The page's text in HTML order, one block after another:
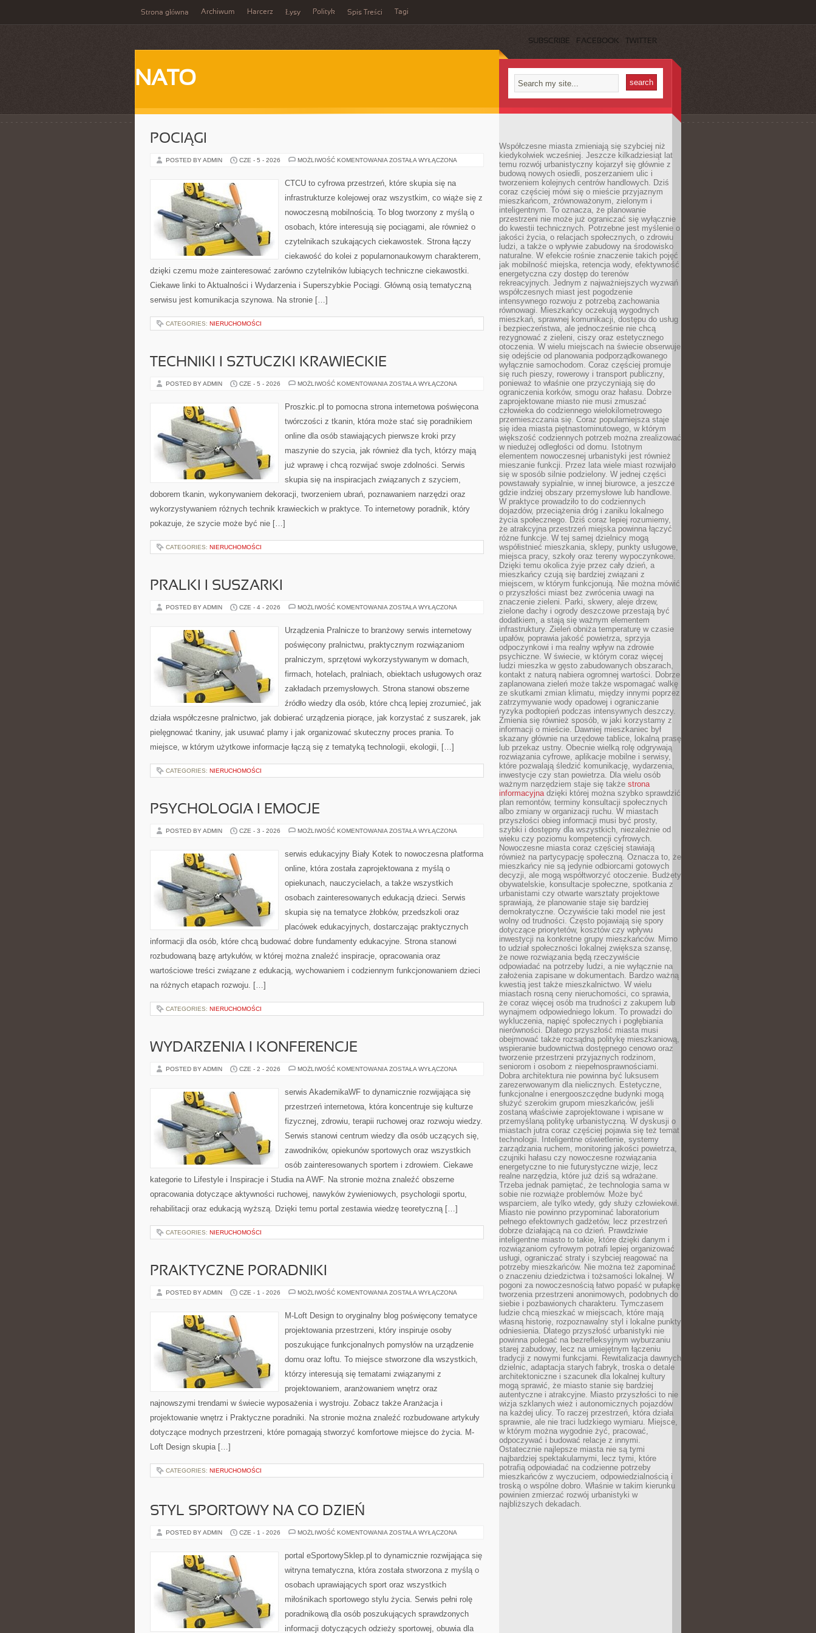
Strona główna Archiwum Harcerz Łysy Polityk Spis Treści Tagi
SUBSCRIBE FACEBOOK TWITTER
NATO
POCIĄGI
POSTED BY ADMIN CZE - 5 - 2026 MOŻLIWOŚĆ KOMENTOWANIA POCIĄGI
ZOSTAŁA WYŁĄCZONA
CTCU to cyfrowa przestrzeń, które skupia się na
infrastrukturze kolejowej oraz wszystkim, co wiąże się z
nowoczesną mobilnością. To blog tworzony z myślą o
osobach, które interesują się pociągami, ale również o
czytelnikach szukających ciekawostek. Strona łączy
ciekawość do kolei z popularnonaukowym charakterem,
dzięki czemu może zainteresować zarówno czytelników lubiących techniczne ciekawostki.
Ciekawe linki to Aktualności i Wydarzenia i Superszybkie Pociągi. Główną osią tematyczną
serwisu jest komunikacja szynowa. Na stronie […]
CATEGORIES: NIERUCHOMOŚCI
TECHNIKI I SZTUCZKI KRAWIECKIE
POSTED BY ADMIN CZE - 5 - 2026 MOŻLIWOŚĆ KOMENTOWANIA TECHNIKI
KRAWIECKIE
ZOSTAŁA WYŁĄCZONA
Proszkic.pl to pomocna strona internetowa poświęcona
twórczości z tkanin, która może stać się poradnikiem
online dla osób stawiających pierwsze kroki przy
maszynie do szycia, jak również dla tych, którzy mają
już wprawę i chcą rozwijać swoje zdolności. Serwis
skupia się na inspiracjach związanych z szyciem,
doborem tkanin, wykonywaniem dekoracji, tworzeniem ubrań, poznawaniem narzędzi oraz
wykorzystywaniem różnych technik krawieckich w praktyce. To internetowy poradnik, który
pokazuje, że szycie może być nie […]
CATEGORIES: NIERUCHOMOŚCI
PRALKI I SUSZARKI
POSTED BY ADMIN CZE - 4 - 2026 MOŻLIWOŚĆ KOMENTOWANIA PRALKI
ZOSTAŁA WYŁĄCZONA
Urządzenia Pralnicze to branżowy serwis internetowy
poświęcony pralnictwu, praktycznym rozwiązaniom
pralniczym, sprzętowi wykorzystywanym w domach,
firmach, hotelach, pralniach, obiektach usługowych oraz
zakładach przemysłowych. Strona stanowi obszerne
źródło wiedzy dla osób, które chcą lepiej zrozumieć, jak
działa współczesne pralnictwo, jak dobierać urządzenia piorące, jak korzystać z suszarek, jak
pielęgnować tkaniny, jak usuwać plamy i jak organizować skuteczny proces prania. To
miejsce, w którym użytkowe informacje łączą się z tematyką technologii, ekologii, […]
CATEGORIES: NIERUCHOMOŚCI
PSYCHOLOGIA I EMOCJE
POSTED BY ADMIN CZE - 3 - 2026 MOŻLIWOŚĆ KOMENTOWANIA PSYCHOLOGIA
ZOSTAŁA WYŁĄCZONA
serwis edukacyjny Biały Kotek to nowoczesna platforma
online, która została zaprojektowana z myślą o
opiekunach, nauczycielach, a także wszystkich
osobach zainteresowanych edukacją dzieci. Serwis
skupia się na tematyce żłobków, przedszkoli oraz
placówek edukacyjnych, dostarczając praktycznych
informacji dla osób, które chcą budować dobre fundamenty edukacyjne. Strona stanowi
rozbudowaną bazę artykułów, w której można znaleźć inspiracje, opracowania oraz
wartościowe treści związane z edukacją, wychowaniem i codziennym funkcjonowaniem dzieci
na różnych etapach rozwoju. […]
CATEGORIES: NIERUCHOMOŚCI
WYDARZENIA I KONFERENCJE
POSTED BY ADMIN CZE - 2 - 2026 MOŻLIWOŚĆ KOMENTOWANIA WYDARZENIA
ZOSTAŁA WYŁĄCZONA
serwis AkademikaWF to dynamicznie rozwijająca się
przestrzeń internetowa, która koncentruje się kulturze
fizycznej, zdrowiu, terapii ruchowej oraz rozwoju wiedzy.
Serwis stanowi centrum wiedzy dla osób uczących się,
zawodników, opiekunów sportowych oraz wszystkich
osób zainteresowanych sportem i zdrowiem. Ciekawe
kategorie to Lifestyle i Inspiracje i Studia na AWF. Na stronie można znaleźć obszerne
opracowania dotyczące aktywności ruchowej, nawyków żywieniowych, psychologii sportu,
rehabilitacji oraz edukacją wyższą. Dzięki temu portal zestawia wiedzę teoretyczną […]
CATEGORIES: NIERUCHOMOŚCI
PRAKTYCZNE PORADNIKI
POSTED BY ADMIN CZE - 1 - 2026 MOŻLIWOŚĆ KOMENTOWANIA PRAKTYCZNE
ZOSTAŁA WYŁĄCZONA
M-Loft Design to oryginalny blog poświęcony tematyce
projektowania przestrzeni, który inspiruje osoby
poszukujące funkcjonalnych pomysłów na urządzenie
domu oraz loftu. To miejsce stworzone dla wszystkich,
którzy interesują się tematami związanymi z
projektowaniem, aranżowaniem wnętrz oraz
najnowszymi trendami w świecie wyposażenia i wystroju. Zobacz także Aranżacja i
projektowanie wnętrz i Praktyczne poradniki. Na stronie można znaleźć rozbudowane artykuły
dotyczące modnych przestrzeni, które pomagają stworzyć komfortowe miejsce do życia. M-
Loft Design skupia […]
CATEGORIES: NIERUCHOMOŚCI
STYL SPORTOWY NA CO DZIEŃ
POSTED BY ADMIN CZE - 1 - 2026 MOŻLIWOŚĆ KOMENTOWANIA STYL
DZIEŃ
ZOSTAŁA WYŁĄCZONA
portal eSportowySklep.pl to dynamicznie rozwijająca się
witryna tematyczna, która została stworzona z myślą o
osobach uprawiających sport oraz wszystkich
miłośnikach sportowego stylu życia. Serwis pełni rolę
poradnikową dla osób poszukujących sprawdzonych
informacji dotyczących odzieży sportowej, obuwia dla
Współczesne miasta zmieniają się szybciej niż
kiedykolwiek wcześniej. Jeszcze kilkadziesiąt lat
temu rozwój urbanistyczny kojarzył się głównie z
budową nowych osiedli, poszerzaniem ulic i
tworzeniem kolejnych centrów handlowych. Dziś
coraz częściej mówi się o mieście przyjaznym
mieszkańcom, zrównoważonym, zielonym i
inteligentnym. To oznacza, że planowanie
przestrzeni nie może już ograniczać się wyłącznie
do kwestii technicznych. Potrzebne jest myślenie o
jakości życia, o relacjach społecznych, o zdrowiu
ludzi, a także o wpływie zabudowy na środowisko
naturalne. W efekcie rośnie znaczenie takich pojęć
jak mobilność miejska, retencja wody, efektywność
energetyczna czy dostęp do terenów
rekreacyjnych. Jednym z najważniejszych wyzwań
współczesnych miast jest pogodzenie
intensywnego rozwoju z potrzebą zachowania
równowagi. Mieszkańcy oczekują wygodnych
mieszkań, sprawnej komunikacji, dostępu do usług
i bezpieczeństwa, ale jednocześnie nie chcą
rezygnować z zieleni, ciszy oraz estetycznego
otoczenia. W wielu miejscach na świecie obserwuje
się odejście od planowania podporządkowanego
wyłącznie samochodom. Coraz częściej promuje
się ruch pieszy, rowerowy i transport publiczny,
ponieważ to właśnie one przyczyniają się do
ograniczenia korków, smogu oraz hałasu. Dobrze
zaprojektowane miasto nie musi zmuszać
człowieka do codziennego wielokilometrowego
przemieszczania się. Coraz popularniejsza staje
się idea miasta piętnastominutowego, w którym
większość codziennych potrzeb można zrealizować
w niedużej odległości od domu. Istotnym
elementem nowoczesnej urbanistyki jest również
mieszanie funkcji. Przez lata wiele miast rozwijało
się w sposób silnie podzielony. W jednej części
powstawały sypialnie, w innej biurowce, a jeszcze
gdzie indziej obszary przemysłowe lub handlowe.
W praktyce prowadziło to do codziennych
dojazdów, przeciążenia dróg i zaniku lokalnego
życia społecznego. Dziś coraz lepiej rozumiemy,
że atrakcyjna przestrzeń miejska powinna łączyć
różne funkcje. W tej samej dzielnicy mogą
współistnieć mieszkania, sklepy, punkty usługowe,
miejsca pracy, szkoły oraz tereny wypoczynkowe.
Dzięki temu okolica żyje przez cały dzień, a
mieszkańcy czują się bardziej związani z
miejscem, w którym funkcjonują. Nie można mówić
o przyszłości miast bez zwrócenia uwagi na
znaczenie zieleni. Parki, skwery, aleje drzew,
zielone dachy i ogrody deszczowe przestają być
dodatkiem, a stają się ważnym elementem
infrastruktury. Zieleń obniża temperaturę w czasie
upałów, poprawia jakość powietrza, sprzyja
odpoczynkowi i ma realny wpływ na zdrowie
psychiczne. W świecie, w którym coraz więcej
ludzi mieszka w gęsto zabudowanych obszarach,
kontakt z naturą nabiera ogromnej wartości. Dobrze
zaplanowana zieleń może także wspomagać walkę
ze skutkami zmian klimatu, między innymi poprzez
zatrzymywanie wody opadowej i ograniczanie
ryzyka podtopień podczas intensywnych deszczy.
Zmienia się również sposób, w jaki korzystamy z
informacji o mieście. Dawniej mieszkaniec był
skazany głównie na urzędowe tablice, lokalną prasę
lub przekaz ustny. Obecnie wielką rolę odgrywają
rozwiązania cyfrowe, aplikacje mobilne i serwisy,
które pozwalają śledzić komunikację, wydarzenia,
inwestycje czy stan powietrza. Dla wielu osób
ważnym narzędziem staje się także strona
informacyjnadzięki której można szybko sprawdzić
plan remontów, terminy konsultacji społecznych
albo zmiany w organizacji ruchu. W miastach
przyszłości obieg informacji musi być prosty,
szybki i dostępny dla wszystkich, niezależnie od
wieku czy poziomu kompetencji cyfrowych.
Nowoczesne miasta coraz częściej stawiają
również na partycypację społeczną. Oznacza to, że
mieszkańcy nie są jedynie odbiorcami gotowych
decyzji, ale mogą współtworzyć otoczenie. Budżety
obywatelskie, konsultacje społeczne, spotkania z
urbanistami czy otwarte warsztaty projektowe
sprawiają, że planowanie staje się bardziej
demokratyczne. Oczywiście taki model nie jest
wolny od trudności. Często pojawiają się spory
dotyczące priorytetów, kosztów czy wpływu
inwestycji na konkretne grupy mieszkańców. Mimo
to udział społeczności lokalnej zwiększa szansę,
że nowe rozwiązania będą rzeczywiście
odpowiadać na potrzeby ludzi, a nie wyłącznie na
założenia zapisane w dokumentach. Bardzo ważną
kwestią jest także mieszkalnictwo. W wielu
miastach rosną ceny nieruchomości, co sprawia,
że coraz więcej osób ma trudności z zakupem lub
wynajmem odpowiedniego lokum. To prowadzi do
wykluczenia, napięć społecznych i pogłębiania
nierówności. Dlatego przyszłość miasta musi
obejmować także rozsądną politykę mieszkaniową,
wspieranie budownictwa dostępnego cenowo oraz
tworzenie przestrzeni przyjaznych rodzinom,
seniorom i osobom z niepełnosprawnościami.
Dobra architektura nie powinna być luksusem
zarezerwowanym dla nielicznych. Estetyczne,
funkcjonalne i energooszczędne budynki mogą
służyć szerokim grupom mieszkańców, jeśli
zostaną właściwie zaprojektowane i wpisane w
przemyślaną politykę urbanistyczną. W dyskusji o
miastach jutra coraz częściej pojawia się też temat
technologii. Inteligentne oświetlenie, systemy
zarządzania ruchem, monitoring jakości powietrza,
czujniki hałasu czy nowoczesne rozwiązania
energetyczne to nie futurystyczne wizje, lecz
realne narzędzia, które już dziś są wdrażane.
Trzeba jednak pamiętać, że technologia sama w
sobie nie rozwiąże problemów. Może być
wsparciem, ale tylko wtedy, gdy służy człowiekowi.
Miasto nie powinno przypominać laboratorium
pełnego efektownych gadżetów, lecz przestrzeń
dobrze działającą na co dzień. Prawdziwie
inteligentne miasto to takie, które dzięki danym i
rozwiązaniom cyfrowym potrafi lepiej organizować
usługi, ograniczać straty i szybciej reagować na
potrzeby mieszkańców. Nie można też zapominać
o znaczeniu dziedzictwa i tożsamości lokalnej. W
pogoni za nowoczesnością łatwo popaść w pułapkę
tworzenia przestrzeni anonimowych, podobnych do
siebie i pozbawionych charakteru. Tymczasem
ludzie chcą mieszkać w miejscach, które mają
własną historię, rozpoznawalny styl i lokalne punkty
odniesienia. Dlatego przyszłość urbanistyki nie
powinna polegać na bezrefleksyjnym wyburzaniu
starej zabudowy, lecz na umiejętnym łączeniu
tradycji z nowymi funkcjami. Rewitalizacja dawnych
dzielnic, adaptacja starych fabryk, troska o detale
architektoniczne i szacunek dla lokalnej kultury
mogą sprawić, że miasto stanie się bardziej
autentyczne i atrakcyjne. Miasto przyszłości to nie
wizja szklanych wież i autonomicznych pojazdów
na każdej ulicy. To raczej przestrzeń, która działa
sprawnie, ale nie traci ludzkiego wymiaru. Miejsce,
w którym można wygodnie żyć, pracować,
odpoczywać i budować relacje z innymi.
Ostatecznie najlepsze miasta nie są tymi
najbardziej spektakularnymi, lecz tymi, które
potrafią odpowiadać na codzienne potrzeby
mieszkańców z wyczuciem, odpowiedzialnością i
troską o wspólne dobro. Właśnie w takim kierunku
powinien zmierzać rozwój urbanistyki w
najbliższych dekadach.